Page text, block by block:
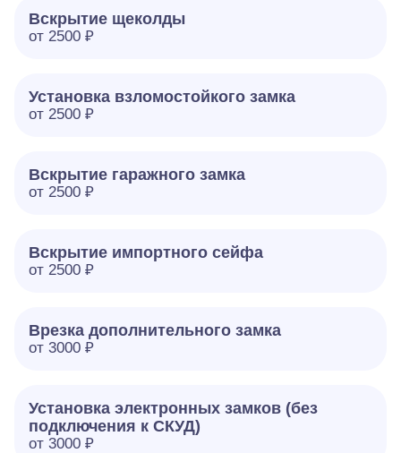
Вскрытие щеколды
от 2500 ₽
Установка взломостойкого замка
от 2500 ₽
Вскрытие гаражного замка
от 2500 ₽
Вскрытие импортного сейфа
от 2500 ₽
Врезка дополнительного замка
от 3000 ₽
Установка электронных замков (без
подключения к СКУД)
от 3000 ₽